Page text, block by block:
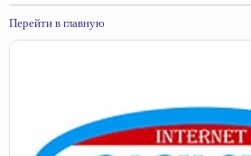
Перейти в главную